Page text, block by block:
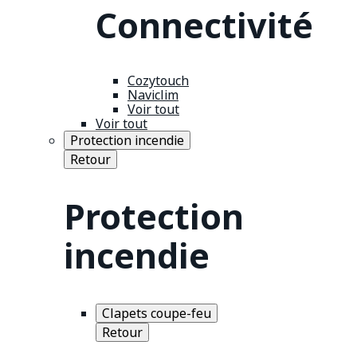
Connectivité
Cozytouch
Naviclim
Voir tout
Voir tout
Protection incendie
Retour
Protection
incendie
Clapets coupe-feu
Retour